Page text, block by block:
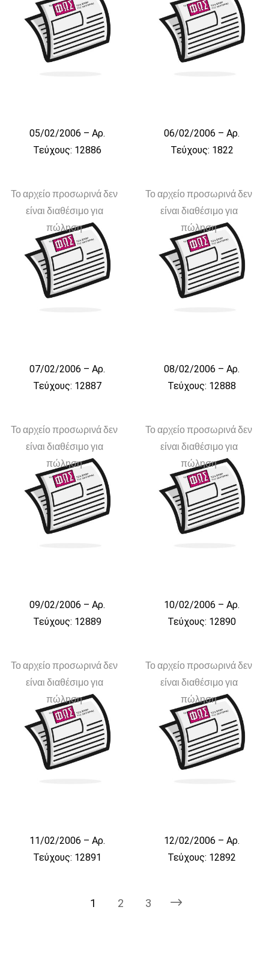
05/02/2006 – Αρ.
Τεύχους: 12886
06/02/2006 – Αρ.
Τεύχους: 1822
Το αρχείο προσωρινά δεν
είναι διαθέσιμο για
πώληση
07/02/2006 – Αρ.
Τεύχους: 12887
Το αρχείο προσωρινά δεν
είναι διαθέσιμο για
πώληση
08/02/2006 – Αρ.
Τεύχους: 12888
Το αρχείο προσωρινά δεν
είναι διαθέσιμο για
πώληση
09/02/2006 – Αρ.
Τεύχους: 12889
Το αρχείο προσωρινά δεν
είναι διαθέσιμο για
πώληση
10/02/2006 – Αρ.
Τεύχους: 12890
Το αρχείο προσωρινά δεν
είναι διαθέσιμο για
πώληση
11/02/2006 – Αρ.
Τεύχους: 12891
Το αρχείο προσωρινά δεν
είναι διαθέσιμο για
πώληση
12/02/2006 – Αρ.
Τεύχους: 12892
1 2 3